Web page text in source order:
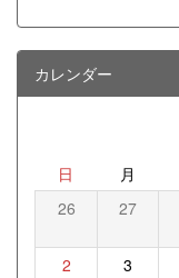
カレンダー
日 月
26 27
2 3